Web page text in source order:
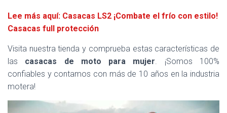
Lee más aquí: Casacas LS2 ¡Combate el frío con estilo!
Casacas full protección
Visita nuestra tienda y comprueba estas características de
las casacas de moto para mujer . ¡Somos 100%
confiables y contamos con más de 10 años en la industria
motera!